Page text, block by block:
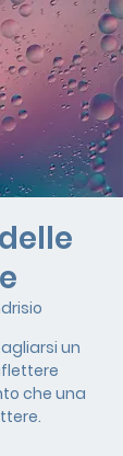
un
che una